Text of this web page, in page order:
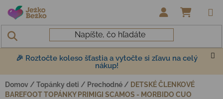
Prejsť na obsah
🎉 Roztočte koleso šťastia a vytočte si zľavu na celý
nákup!
Domov / Topánky deti / Prechodné / DETSKÉ ČLENKOVÉ
BAREFOOT TOPÁNKY PRIMIGI SCAMOS - MORBIDO CUO